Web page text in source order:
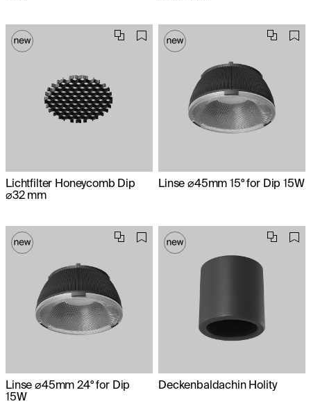
Lichtfilter Honeycomb Dip
⌀32 mm
Linse ⌀45mm 15° for Dip 15W
Linse ⌀45mm 24° for Dip
15W
Deckenbaldachin Holity